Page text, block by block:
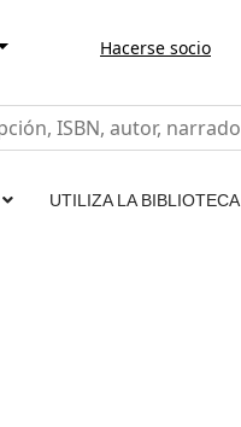
Hacerse socio
UTILIZA LA BIBLIOTECA